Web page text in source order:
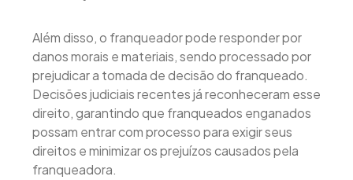
Além disso, o franqueador pode responder por
danos morais e materiais, sendo processado por
prejudicar a tomada de decisão do franqueado.
Decisões judiciais recentes já reconheceram esse
direito, garantindo que franqueados enganados
possam entrar com processo para exigir seus
direitos e minimizar os prejuízos causados pela
franqueadora.